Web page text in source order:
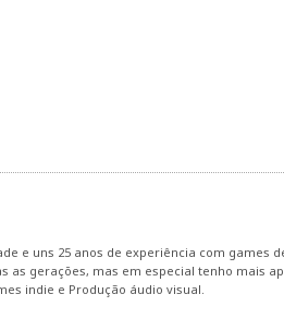
e uns 25 anos de experiência com games
as gerações, mas em especial tenho mais
indie e Produção áudio visual.